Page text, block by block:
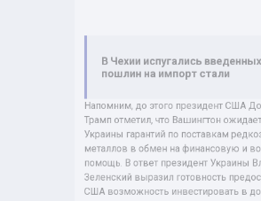
пошлин на импорт стали
Украины гарантий по поставкам
металлов в обмен на финансовую и
помощь. В ответ президент Украины
Зеленский выразил готовность
США возможность инвестировать в
совместную разработку полезных
Ранее депутат Бундестага и лидер партии